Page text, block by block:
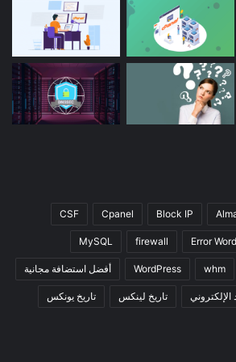
Block IP
Cpanel
CSF
Error
firewall
MySQL
whm
WordPress أفضل استضافة مجانية
الإلكتروني تاريخ لينكس تاريخ يونكس